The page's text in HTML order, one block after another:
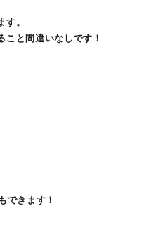
。
こと間違いなしです！
できます！